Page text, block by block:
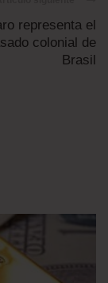
representa el
colonial de
Brasil